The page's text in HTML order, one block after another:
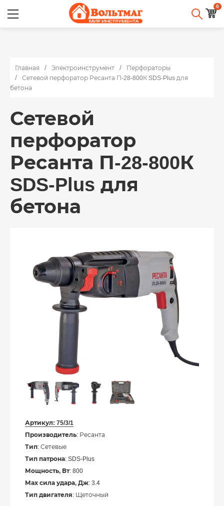
0
Главная Электроинструмент
Перфораторы
Сетевой перфоратор Ресанта П-28-800К SDS-Plus для
бетона
Сетевой
перфоратор
Ресанта П-28-800К
SDS-Plus для
бетона
Артикул: 75/3/1
Производитель: Ресанта
Тип: Сетевые
Тип патрона: SDS-Plus
Мощность, Вт: 800
Мах сила удара, Дж: 3.4
Тип двигателя: Щеточный